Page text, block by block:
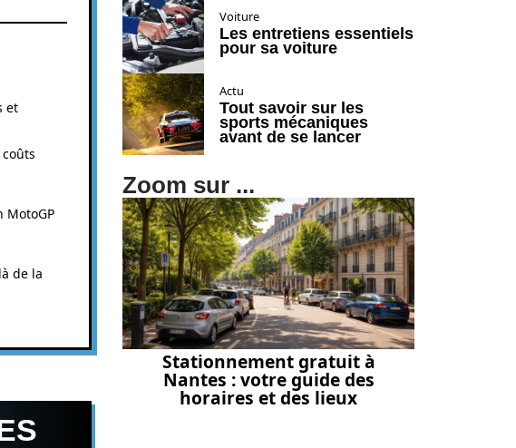
et
MotoGP
de la
Voiture
Les entretiens essentiels
pour sa voiture
Actu
Tout savoir sur les
sports mécaniques
avant de se lancer
Zoom sur ...
Stationnement gratuit à
Nantes : votre guide des
horaires et des lieux